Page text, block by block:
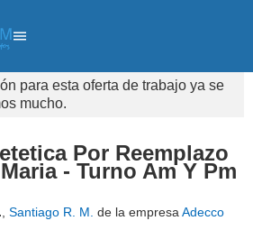
para esta oferta de trabajo ya se
mucho.
Por Reemplazo
- Turno Am Y Pm
Santiago R. M. de la empresa Adecco